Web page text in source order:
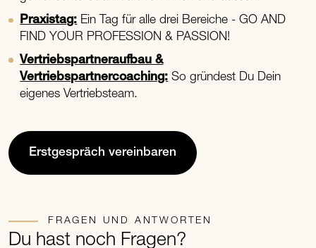
Praxistag: Ein Tag für alle drei Bereiche - GO AND
FIND YOUR PROFESSION & PASSION!
Vertriebspartneraufbau &
Vertriebspartnercoaching: So gründest Du Dein
eigenes Vertriebsteam.
Erstgespräch vereinbaren
FRAGEN UND ANTWORTEN
Du hast noch Fragen?